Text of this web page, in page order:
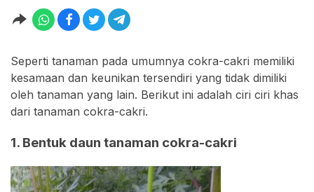
Seperti tanaman pada umumnya cokra-cakri memiliki
kesamaan dan keunikan tersendiri yang tidak dimiliki
oleh tanaman yang lain. Berikut ini adalah ciri ciri khas
dari tanaman cokra-cakri.
1. Bentuk daun tanaman cokra-cakri